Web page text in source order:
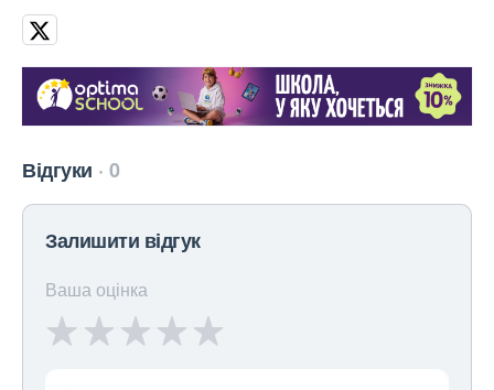
Відгуки 0
Залишити відгук
Ваша оцінка